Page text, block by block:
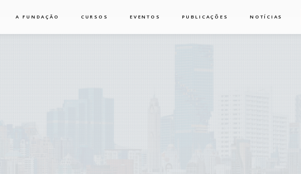
A FUNDAÇÃO CURSOS EVENTOS PUBLICAÇÕES NOTÍCIAS